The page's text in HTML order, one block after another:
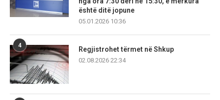
është ditë jopune
05.01.2026 10:36
4
Regjistrohet tërmet në Shkup
02.08.2026 22:34